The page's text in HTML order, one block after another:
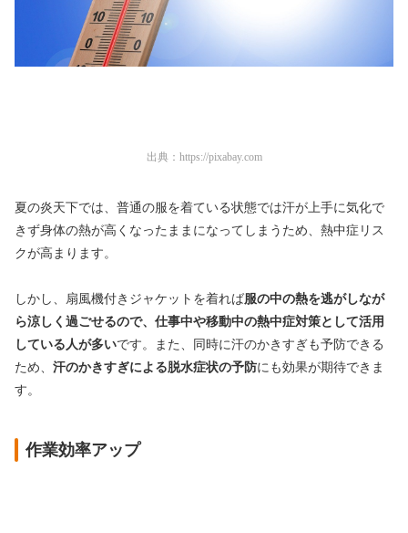
出典： https://pixabay.com
夏の炎天下では、普通の服を着ている状態では汗が上手に気化で
きず身体の熱が高くなったままになってしまうため、熱中症リス
クが高まります。
しかし、扇風機付きジャケットを着れば服の中の熱を逃がしなが
ら涼しく過ごせるので、仕事中や移動中の熱中症対策として活用
している人が多いです。また、同時に汗のかきすぎも予防できる
ため、 汗のかきすぎによる脱水症状の予防にも効果が期待できま
す。
作業効率アップ